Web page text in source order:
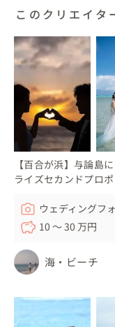
このクリエイタ
【百合が浜】与論島
ライズセカンドプロ
ウェディングフ
10 〜 30 万円
海・ビーチ